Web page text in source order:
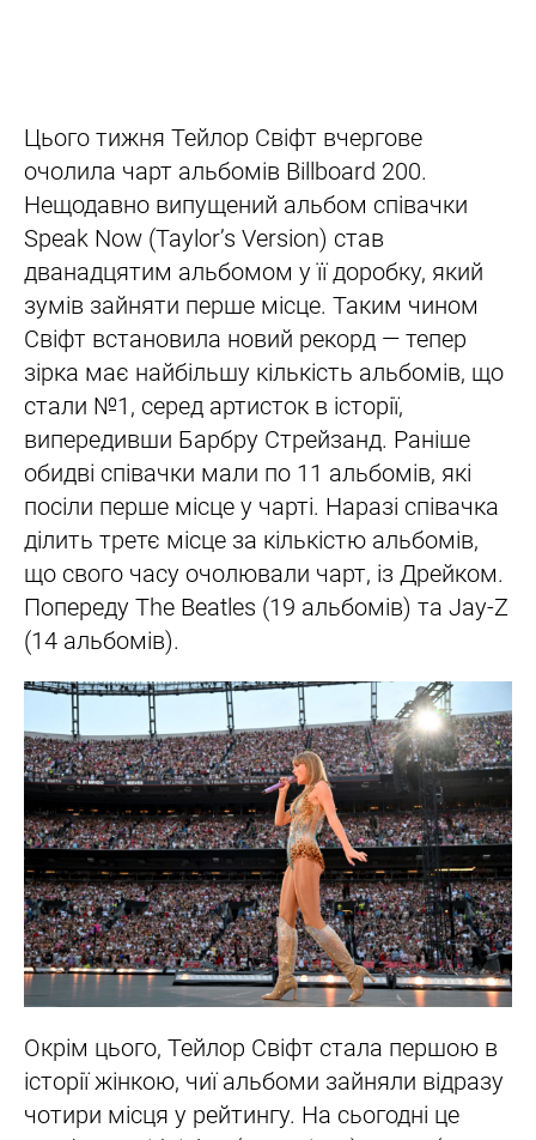
Цього тижня Тейлор Свіфт вчергове
очолила чарт альбомів Billboard 200.
Нещодавно випущений альбом співачки
Speak Now (Taylor’s Version) став
дванадцятим альбомом у її доробку, який
зумів зайняти перше місце. Таким чином
Свіфт встановила новий рекорд — тепер
зірка має найбільшу кількість альбомів, що
стали №1, серед артисток в історії,
випередивши Барбру Стрейзанд. Раніше
обидві співачки мали по 11 альбомів, які
посіли перше місце у чарті. Наразі співачка
ділить третє місце за кількістю альбомів,
що свого часу очолювали чарт, із Дрейком.
Попереду The Beatles (19 альбомів) та Jay-Z
(14 альбомів).
Окрім цього, Тейлор Свіфт стала першою в
історії жінкою, чиї альбоми зайняли відразу
чотири місця у рейтингу. На сьогодні це